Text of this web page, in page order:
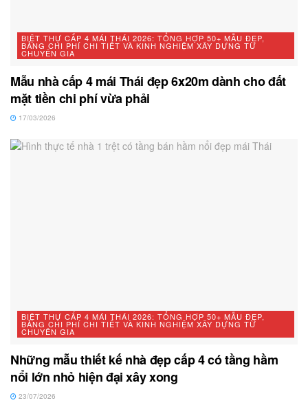
BIỆT THỰ CẤP 4 MÁI THÁI 2026: TỔNG HỢP 50+ MẪU ĐẸP,
BẢNG CHI PHÍ CHI TIẾT VÀ KINH NGHIỆM XÂY DỰNG TỪ
CHUYÊN GIA
Mẫu nhà cấp 4 mái Thái đẹp 6x20m dành cho đất
mặt tiền chi phí vừa phải
17/03/2026
BIỆT THỰ CẤP 4 MÁI THÁI 2026: TỔNG HỢP 50+ MẪU ĐẸP,
BẢNG CHI PHÍ CHI TIẾT VÀ KINH NGHIỆM XÂY DỰNG TỪ
CHUYÊN GIA
Những mẫu thiết kế nhà đẹp cấp 4 có tầng hầm
nổi lớn nhỏ hiện đại xây xong
23/07/2026